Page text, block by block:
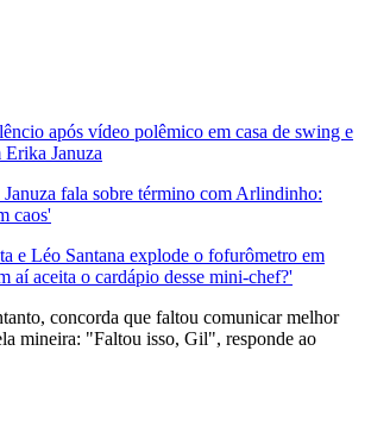
após vídeo polêmico em casa de swing e
Januza
fala sobre término com Arlindinho:
caos'
e Léo Santana explode o fofurômetro em
aí aceita o cardápio desse mini-chef?'
concorda que faltou comunicar melhor
mineira: "Faltou isso, Gil", responde ao